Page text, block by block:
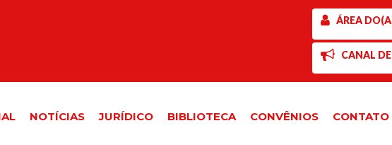
ÁREA
CANAL
NOTÍCIAS JURÍDICO BIBLIOTECA CONVÊNIOS CONTATO